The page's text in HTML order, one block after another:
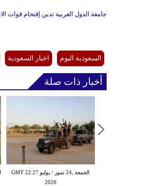
جامعة الدول العربية تدين إقتحام قوات
السعودية اليوم اخبار السعودية
أخبار ذات صلة
الجمعة ,24 تموز / يوليو GMT 22:27
2026